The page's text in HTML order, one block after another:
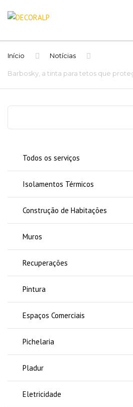
Início Notícias
Barbosky, a tinta para tetos que
Todos os serviços
Isolamentos Térmicos
Construção de Habitações
Muros
Recuperações
Pintura
Espaços Comerciais
Pichelaria
Pladur
Eletricidade